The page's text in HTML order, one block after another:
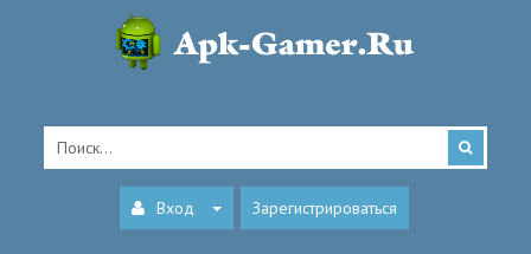
Вход Зарегистрироваться